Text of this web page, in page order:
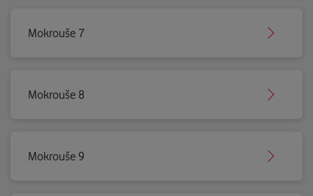
Mokrouše 7
Mokrouše 8
Mokrouše 9